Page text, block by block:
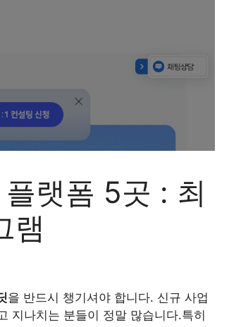
랫폼 5곳 : 최
램
을 반드시 챙기셔야 합니다. 신규 사업
지나치는 분들이 정말 많습니다.특히